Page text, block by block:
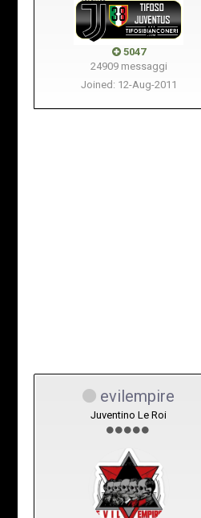
5047
24909 messaggi
Joined: 12-Aug-2011
evilempire
Juventino Le Roi